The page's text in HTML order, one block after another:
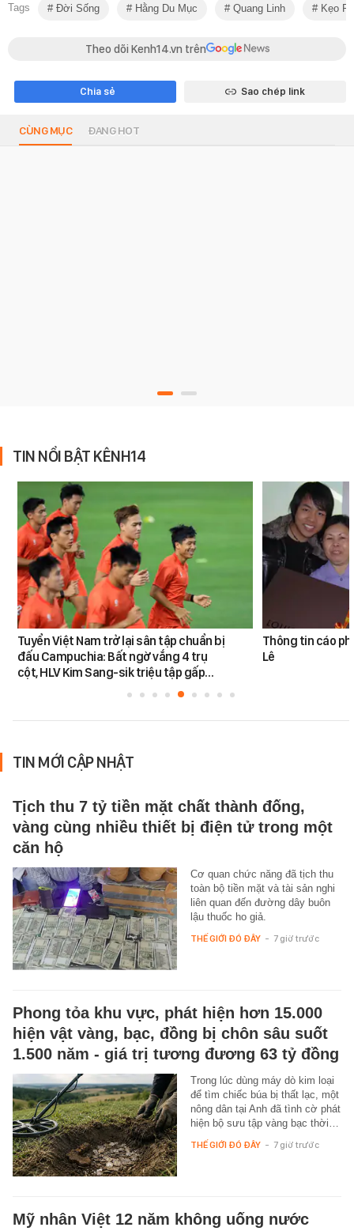
Tags Đời Sống Hằng Du Mục Quang Linh Kẹo
Theo dõi Kenh14.vn trên
Chia sẻ Sao chép link
CÙNG MỤC ĐANG HOT
TIN NỔI BẬT KÊNH14
Tuyển Việt Nam trở lại sân tập chuẩn bị
đấu Campuchia: Bất ngờ vắng 4 trụ
cột, HLV Kim Sang-sik triệu tập gấp…
Thông tin cáo
Lê
TIN MỚI CẬP NHẬT
Tịch thu 7 tỷ tiền mặt chất thành đống,
vàng cùng nhiều thiết bị điện tử trong một
căn hộ
Cơ quan chức năng đã tịch thu
toàn bộ tiền mặt và tài sản nghi
liên quan đến đường dây buôn
lậu thuốc ho giả.
THẾ GIỚI ĐÓ ĐÂY - 7 giờ trước
Phong tỏa khu vực, phát hiện hơn 15.000
hiện vật vàng, bạc, đồng bị chôn sâu suốt
1.500 năm - giá trị tương đương 63 tỷ đồng
Trong lúc dùng máy dò kim loại
để tìm chiếc búa bị thất lạc, một
nông dân tại Anh đã tình cờ phát
hiện bộ sưu tập vàng bạc thời…
THẾ GIỚI ĐÓ ĐÂY - 7 giờ trước
Mỹ nhân Việt 12 năm không uống nước